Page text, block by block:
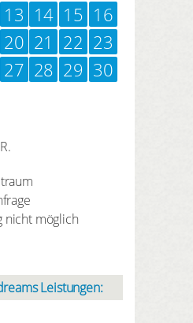
13 14 15 16
20 21 22 23
27 28 29 30
nicht möglich
Leistungen: